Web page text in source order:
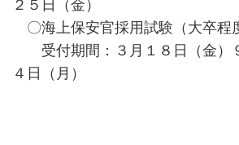
２５日（金）
〇海上保安官採用試験（大卒程
受付期間：３月１８日（金）
４日（月）